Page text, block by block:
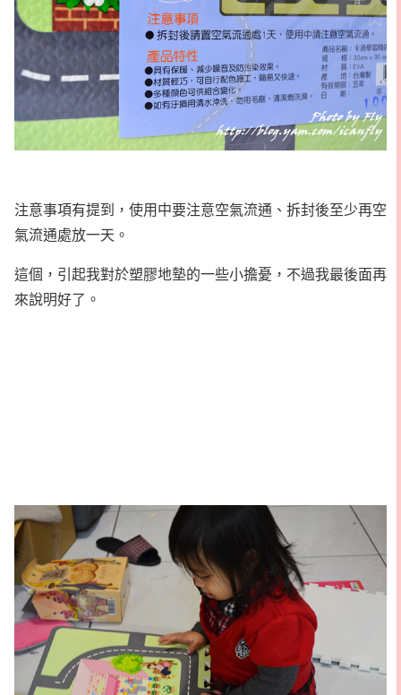
注意事項有提到，使用中要注意空氣流通、拆封後至少再空
氣流通處放一天。
這個，引起我對於塑膠地墊的一些小擔憂，不過我最後面再
來說明好了。